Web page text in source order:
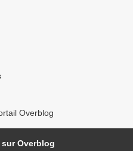
Overblog
Overblog